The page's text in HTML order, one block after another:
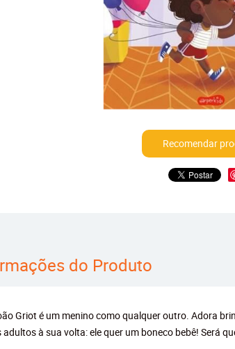
Recomendar
do Produto
Griot é um menino como qualquer outro. Adora
adultos à sua volta: ele quer um boneco bebê! Será